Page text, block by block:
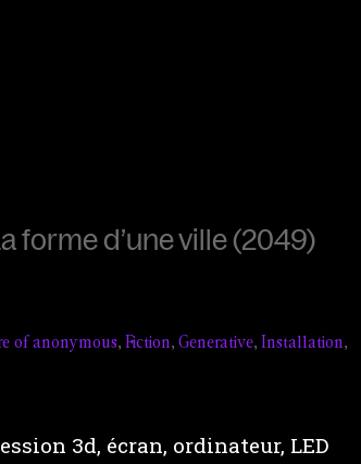
forme d’une ville (2049)
of anonymous, Fiction, Generative, Installation,
3d, écran, ordinateur, LED